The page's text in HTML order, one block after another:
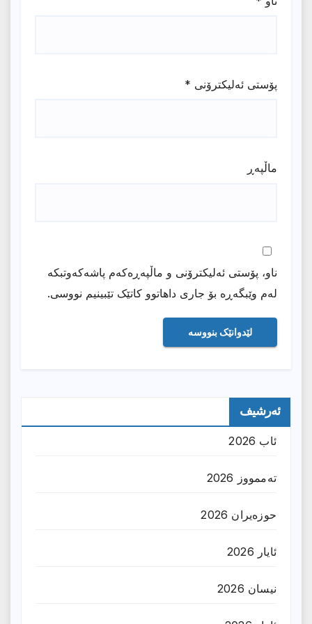
پۆستی ئەلیکترۆنی *
ماڵپه‌ڕ
ناو، پۆستی ئەلیکترۆنی و ماڵپەڕەکەم پاشەکەوتبکە
لەم وێبگەڕە بۆ جاری داهاتوو کاتێک تێبینیم نووسی.
ئەرشیف
ئاب 2026
تەممووز 2026
حوزه‌یران 2026
ئایار 2026
نیسان 2026